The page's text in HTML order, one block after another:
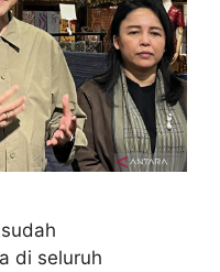
di seluruh